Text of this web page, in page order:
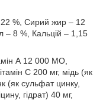
%, Сирий жир – 12
– 8 %, Кальцій – 1,15
А 12 000 МО,
С 200 мг, мідь (як
(як сульфат цинку,
гідрат) 40 мг,